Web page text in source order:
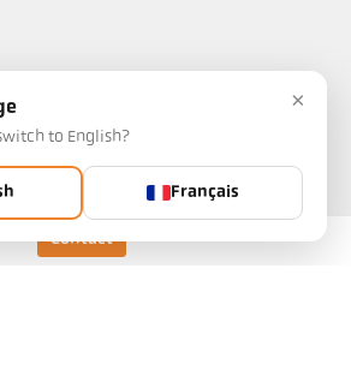
Contact
concernant nos solutions de mesure de
se tient à votre disposition pour vous
×
to English?
Français